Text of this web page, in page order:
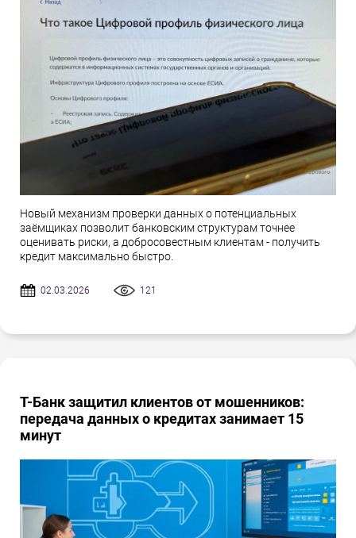
Новый механизм проверки данных о потенциальных
заёмщиках позволит банковским структурам точнее
оценивать риски, а добросовестным клиентам - получить
кредит максимально быстро.
02.03.2026 121
Т-Банк защитил клиентов от мошенников:
передача данных о кредитах занимает 15
минут